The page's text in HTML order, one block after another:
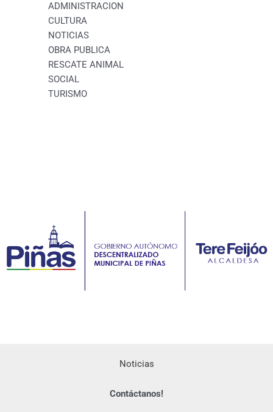
ADMINISTRACION
CULTURA
NOTICIAS
OBRA PUBLICA
RESCATE ANIMAL
SOCIAL
TURISMO
Noticias
Contáctanos!